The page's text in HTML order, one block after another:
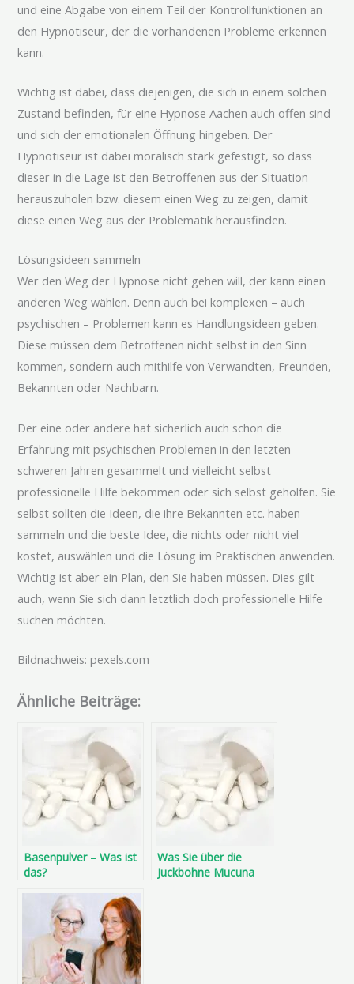
und eine Abgabe von einem Teil der Kontrollfunktionen an
den Hypnotiseur, der die vorhandenen Probleme erkennen
kann.
Wichtig ist dabei, dass diejenigen, die sich in einem solchen
Zustand befinden, für eine Hypnose Aachen auch offen sind
und sich der emotionalen Öffnung hingeben. Der
Hypnotiseur ist dabei moralisch stark gefestigt, so dass
dieser in die Lage ist den Betroffenen aus der Situation
herauszuholen bzw. diesem einen Weg zu zeigen, damit
diese einen Weg aus der Problematik herausfinden.
Lösungsideen sammeln
Wer den Weg der Hypnose nicht gehen will, der kann einen
anderen Weg wählen. Denn auch bei komplexen – auch
psychischen – Problemen kann es Handlungsideen geben.
Diese müssen dem Betroffenen nicht selbst in den Sinn
kommen, sondern auch mithilfe von Verwandten, Freunden,
Bekannten oder Nachbarn.
Der eine oder andere hat sicherlich auch schon die
Erfahrung mit psychischen Problemen in den letzten
schweren Jahren gesammelt und vielleicht selbst
professionelle Hilfe bekommen oder sich selbst geholfen. Sie
selbst sollten die Ideen, die ihre Bekannten etc. haben
sammeln und die beste Idee, die nichts oder nicht viel
kostet, auswählen und die Lösung im Praktischen anwenden.
Wichtig ist aber ein Plan, den Sie haben müssen. Dies gilt
auch, wenn Sie sich dann letztlich doch professionelle Hilfe
suchen möchten.
Bildnachweis: pexels.com
Ähnliche Beiträge:
Basenpulver – Was ist
das?
Was Sie über die
Juckbohne Mucuna